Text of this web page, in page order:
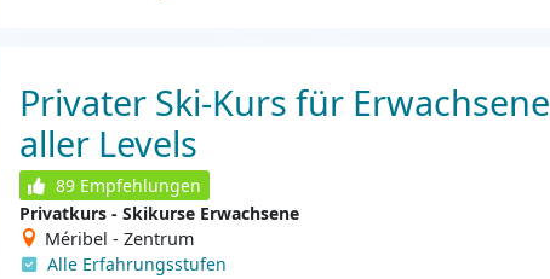
Privater Ski-Kurs für Erwachsene
aller Levels
89Empfehlungen
Privatkurs - Skikurse Erwachsene
Méribel - Zentrum
Alle Erfahrungsstufen